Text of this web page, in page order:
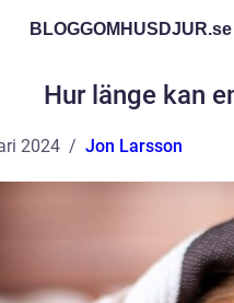
BLOGGOMHUSDJUR.se
Hur länge kan
2024 Jon Larsson